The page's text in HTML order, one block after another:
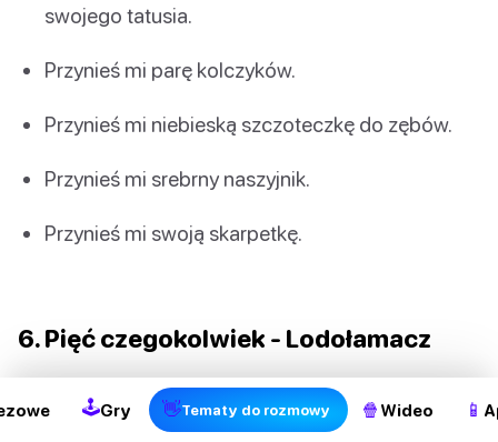
swojego tatusia.
Przynieś mi parę kolczyków.
Przynieś mi niebieską szczoteczkę do zębów.
Przynieś mi srebrny naszyjnik.
Przynieś mi swoją skarpetkę.
6. Pięć czegokolwiek - Lodołamacz
To świetna gra lodołamacza, która może rozwinąć
myślenie dzieci. To ćwiczenie dla ich młodych
🕹Gry 👋Tematy do rozmowy 🍿 Wideo 📱